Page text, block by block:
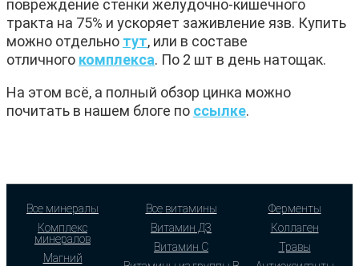
повреждение стенки желудочно-кишечного
тракта на 75% и ускоряет заживление язв. Купить
можно отдельно тут, или в составе
отличного комплекса. По 2 шт в день натощак.
На этом всё, а полный обзор цинка можно
почитать в нашем блоге по ссылке.
Все минералы
Комплекс
минералов
Магний
Все витамины
Витамин Д3
Витамин С
Ферменты
Коллаген
Травы